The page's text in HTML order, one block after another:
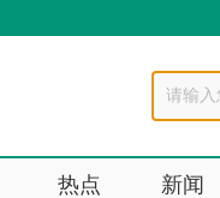
热点 新闻